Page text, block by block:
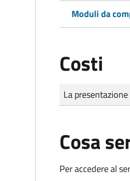
Moduli da
Costi
Tipo di
Importo
La
Cosa
Per accedere al